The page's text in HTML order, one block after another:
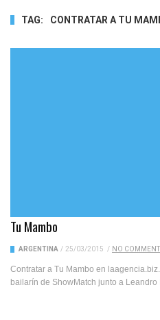
TAG: CONTRATAR A TU
Tu Mambo
ARGENTINA / 25/03/2015 / NO COMMENT
Contratar a Tu Mambo en
bailarín de ShowMatch junto a Leandro